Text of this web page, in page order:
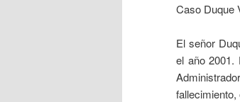
Caso Duque
El señor
el año 2001.